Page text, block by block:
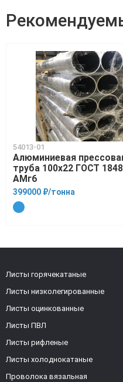
54013-01
Алюминиевая
труба 100х22 ГОСТ
АМг6
399000 ₽/тонна
Листы горячекатаные
Листы низколегированные
Листы оцинкованные
Листы ПВЛ
Листы рифленые
Листы холоднокатаные
Проволока вязальная